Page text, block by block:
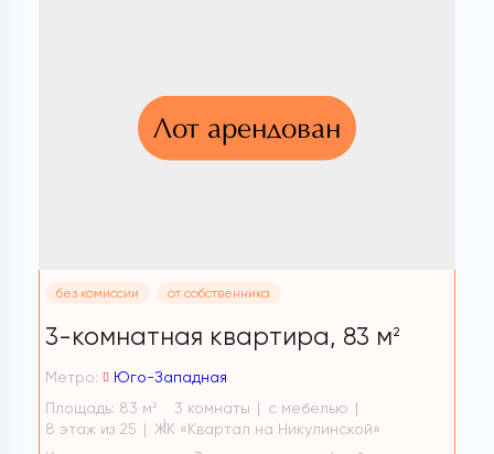
Лот арендован
без комиссии от собственника
3-комнатная квартира, 83 м2
Метро:
Юго-Западная
Площадь: 83 м 2 3 комнаты
с мебелью
8 этаж из 25
ЖК «Квартал на Никулинской»